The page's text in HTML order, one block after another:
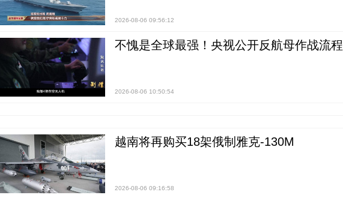
2026-08-06 09:56:12
不愧是全球最强！央视公开反航母作战流程
2026-08-06 10:50:54
越南将再购买18架俄制雅克-130M
2026-08-06 09:16:58